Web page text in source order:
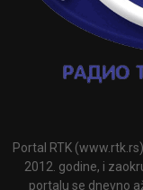
Portal RTK
2012. godine, i
portalu se dnevno